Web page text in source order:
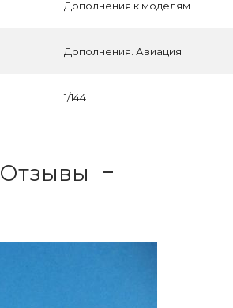
Дополнения к моделям
Дополнения. Авиация
1/144
Отзывы